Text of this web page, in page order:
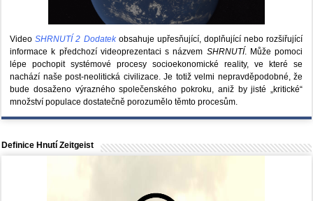
VideoSHRNUTÍ 2 Dodatekobsahuje upřesňující, doplňující nebo rozšiřující
informace k předchozí videoprezentaci s názvem SHRNUTÍ. Může pomoci
lépe pochopit systémové procesy socioekonomické reality, ve které se
nachází naše post-neolitická civilizace. Je totiž velmi nepravděpodobné, že
bude dosaženo výrazného společenského pokroku, aniž by jisté „kritické“
množství populace dostatečně porozumělo těmto procesům.
Definice Hnutí Zeitgeist